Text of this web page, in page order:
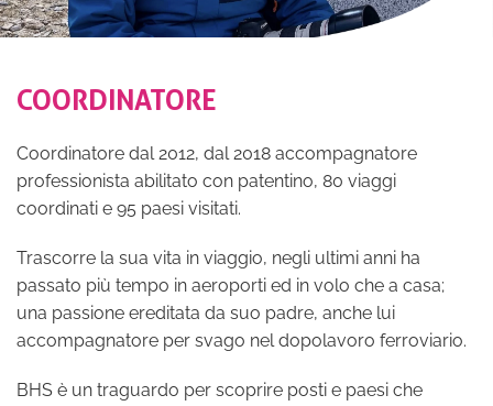
COORDINATORE
Coordinatore dal 2012, dal 2018 accompagnatore
professionista abilitato con patentino, 80 viaggi
coordinati e 95 paesi visitati.
Trascorre la sua vita in viaggio, negli ultimi anni ha
passato più tempo in aeroporti ed in volo che a casa;
una passione ereditata da suo padre, anche lui
accompagnatore per svago nel dopolavoro ferroviario.
BHS è un traguardo per scoprire posti e paesi che